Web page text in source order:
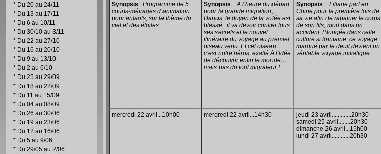
* Du 20 au 24/11
* Du 13 au 17/11
* Du 6 au 10/11
* Du 30/10 au 3/11
* Du 22 au 27/10
* Du 16 au 20/10
* Du 9 au 13/10
* Du 2 au 6/10
* Du 25 au 29/09
* Du 18 au 22/09
* Du 11 au 15/09
* Du 04 au 08/09
* Du 26 au 30/06
* Du 19 au 23/06
* Du 12 au 16/06
* Du 5 au 9/06
* Du 29/05 au 2/06
Synopsis : Programme de 5
courts-métrages d’animation
pour enfants, sur le thème du
ciel et des étoiles.
Synopsis :A l’heure du départ
pour la grande migration,
Darius, le doyen de la volée est
blessé, il va devoir confier tous
ses secrets et le nouvel
itinéraire du voyage au premier
oiseau venu. Et cet oiseau…
c’est notre héros, exalté à l’idée
de découvrir enfin le monde…
mais pas du tout migrateur !
Synopsis : Liliane part en
Chine pour la première fois de
sa vie afin de rapatrier le corps
de son fils, mort dans un
accident. Plongée dans cette
culture si lointaine, ce voyage
marqué par le deuil devient un
véritable voyage initiatique.
mercredi 22 avril...10h00 mercredi 22 avril...14h30
jeudi 23 avril.............20h30
samedi 25 avril........20h30
dimanche 26 avril...15h00
lundi 27 avril............20h30